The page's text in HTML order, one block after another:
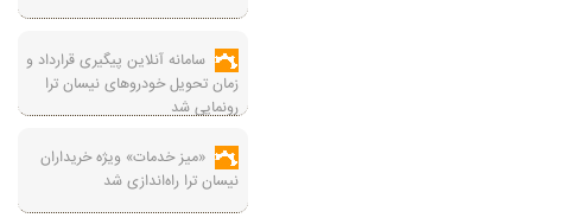
سامانه آنلاین پیگیری قرارداد‌ و
زمان تحویل خودرو‌های نیسان ترا
رونمایی شد
«میز خدمات» ویژه خریداران
نیسان ترا راه‌اندازی شد